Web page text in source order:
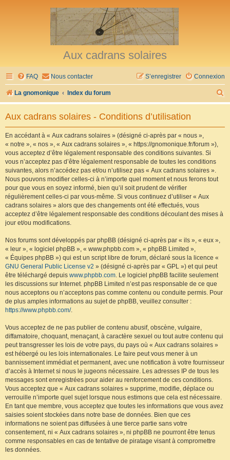
Aux cadrans solaires
FAQ Nous contacter Connexion
S’enregistrer
La gnomonique Index du forum
e
Aux cadrans solaires - Conditions d’utilisation
En accédant à « Aux cadrans solaires » (désigné ci-après par « nous »,
« notre », « nos », « Aux cadrans solaires », « https://gnomonique.fr/forum »),
vous acceptez d’être légalement responsable des conditions suivantes. Si
vous n’acceptez pas d’être légalement responsable de toutes les conditions
suivantes, alors n’accédez pas et/ou n’utilisez pas « Aux cadrans solaires ».
Nous pouvons modifier celles-ci à n’importe quel moment et nous ferons tout
pour que vous en soyez informé, bien qu’il soit prudent de vérifier
régulièrement celles-ci par vous-même. Si vous continuez d’utiliser « Aux
cadrans solaires » alors que des changements ont été effectués, vous
acceptez d’être légalement responsable des conditions découlant des mises à
jour et/ou modifications.
Nos forums sont développés par phpBB (désigné ci-après par « ils », « eux »,
« leur », « logiciel phpBB », « www.phpbb.com », « phpBB Limited »,
« Équipes phpBB ») qui est un script libre de forum, déclaré sous la licence «
GNU General Public License v2 » (désigné ci-après par « GPL ») et qui peut
être téléchargé depuis www.phpbb.com. Le logiciel phpBB facilite seulement
les discussions sur Internet. phpBB Limited n’est pas responsable de ce que
nous acceptons ou n’acceptons pas comme contenu ou conduite permis. Pour
de plus amples informations au sujet de phpBB, veuillez consulter :
https://www.phpbb.com/.
Vous acceptez de ne pas publier de contenu abusif, obscène, vulgaire,
diffamatoire, choquant, menaçant, à caractère sexuel ou tout autre contenu qui
peut transgresser les lois de votre pays, du pays où « Aux cadrans solaires »
est hébergé ou les lois internationales. Le faire peut vous mener à un
bannissement immédiat et permanent, avec une notification à votre fournisseur
d’accès à Internet si nous le jugeons nécessaire. Les adresses IP de tous les
messages sont enregistrées pour aider au renforcement de ces conditions.
Vous acceptez que « Aux cadrans solaires » supprime, modifie, déplace ou
verrouille n’importe quel sujet lorsque nous estimons que cela est nécessaire.
En tant que membre, vous acceptez que toutes les informations que vous avez
saisies soient stockées dans notre base de données. Bien que ces
informations ne soient pas diffusées à une tierce partie sans votre
consentement, ni « Aux cadrans solaires », ni phpBB ne pourront être tenus
comme responsables en cas de tentative de piratage visant à compromettre
les données.